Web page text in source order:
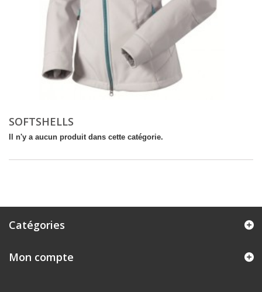
SOFTSHELLS
Il n'y a aucun produit dans cette catégorie.
Catégories
Mon compte